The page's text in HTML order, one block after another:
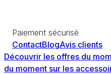
Paiement sécurisé
ContactBlogAvis clients
Découvrir les offres du
du moment sur les